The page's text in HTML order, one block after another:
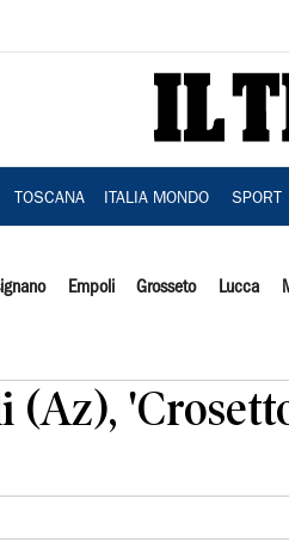
TOSCANA ITALIA MONDO SPORT
Empoli Grosseto Lucca
(Az),